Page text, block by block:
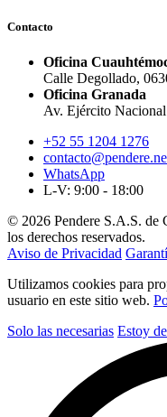
Contacto
Oficina
Calle Degollado,
Oficina Granada
Av. Ejército
+52 55 1204 1276
WhatsApp
L-V: 9:00 - 18:00
© 2026 Pendere S.A.S. de
los derechos reservados.
Aviso de Privacidad
Utilizamos cookies para
usuario en este sitio web.
Solo las necesarias Estoy